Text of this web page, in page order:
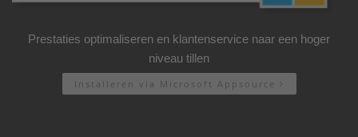
Prestaties optimaliseren en klantenservice naar een hoger
niveau tillen
Installeren via Microsoft Appsource